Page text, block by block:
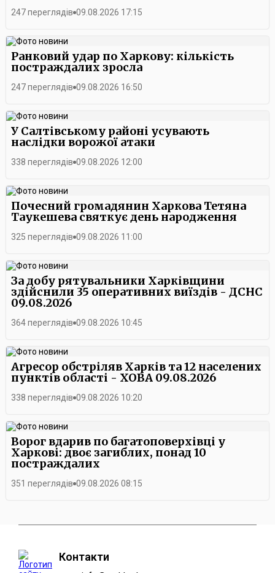
247 переглядів 09.08.2026 17:15
Ранковий удар по Харкову: кількість
постраждалих зросла
247 переглядів 09.08.2026 16:50
У Салтівському районі усувають
наслідки ворожої атаки
338 переглядів 09.08.2026 12:00
Почесний громадянин Харкова Тетяна
Таукешева святкує день народження
325 переглядів 09.08.2026 11:00
За добу рятувальники Харківщини
здійснили 35 оперативних виїздів - ДСНС
09.08.2026
364 переглядів 09.08.2026 10:45
Агресор обстріляв Харків та 12 населених
пунктів області - ХОВА 09.08.2026
338 переглядів 09.08.2026 10:20
Ворог вдарив по багатоповерхівці у
Харкові: двоє загиблих, понад 10
постраждалих
351 переглядів 09.08.2026 08:15
Контакти